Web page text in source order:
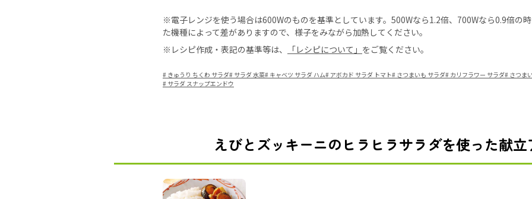
※電子レンジを使う場合は600Wのものを基準としています。500Wなら1.2倍、700Wなら0.9倍の
た機種によって差がありますので、様子をみながら加熱してください。
※レシピ作成・表記の基準等は、
「レシピについて」 をご覧ください。
# きゅうり ちくわ サラダ# サラダ 水菜# キャベツ サラダ ハム# アボカド サラダ トマト# さつまいも サラダ# カリフラワー サラダ# さつま
# サラダ スナップエンドウ
えびとズッキーニのヒラヒラサラダを使った献